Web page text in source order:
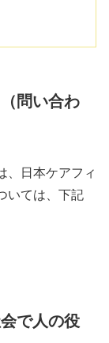
問い合わ
、日本ケアフィ
いては、下記
で人の役